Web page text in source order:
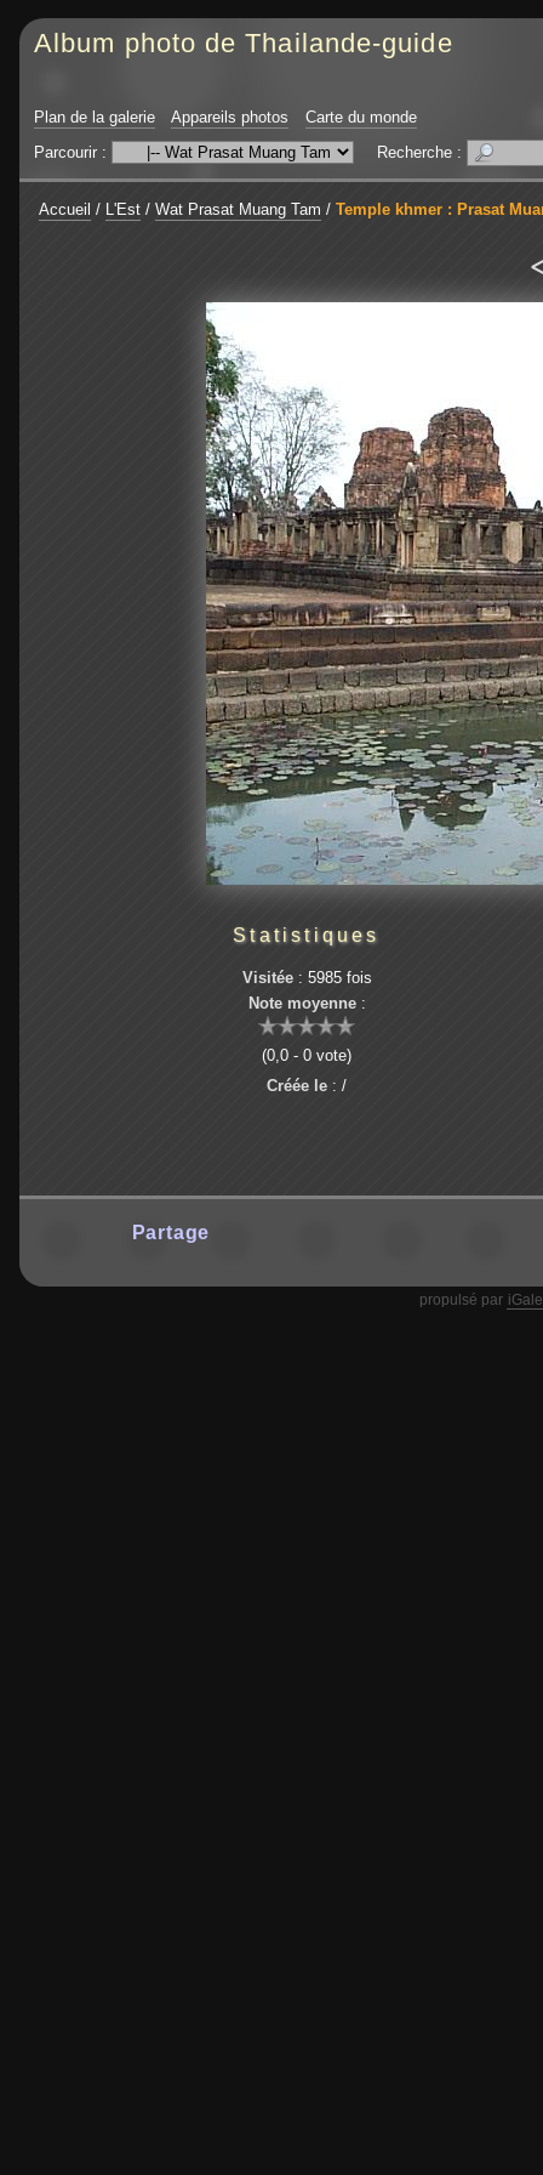
Album photo de Thailande-guide
Plan de la galerie Appareils photos
Carte du monde
Parcourir :
Recherche :
Accueil / L'Est / Wat Prasat Muang Tam / Temple khmer : Prasat
Statistiques
Visitée: 5985 fois
Note moyenne:
(0,0 - 0 vote)
Créée le : /
Partage
propulsé par